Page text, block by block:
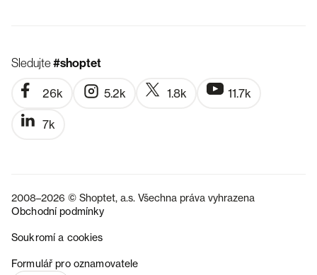
Sledujte#shoptet
26k 5.2k 1.8k 11.7k
7k
2008–2026 © Shoptet, a.s. Všechna práva vyhrazena
Obchodní podmínky
Soukromí a cookies
Formulář pro oznamovatele